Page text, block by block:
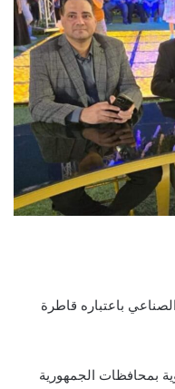
باعتباره قاطرة
بمحافظات الجمهورية